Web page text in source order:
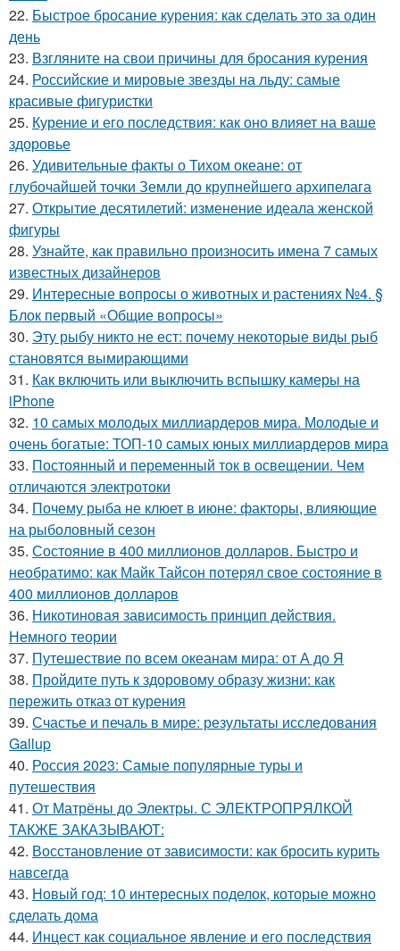
22. Быстрое бросание курения: как сделать это за один
день
23. Взгляните на свои причины для бросания курения
24. Российские и мировые звезды на льду: самые
красивые фигуристки
25. Курение и его последствия: как оно влияет на ваше
здоровье
26. Удивительные факты о Тихом океане: от
глубочайшей точки Земли до крупнейшего архипелага
27. Открытие десятилетий: изменение идеала женской
фигуры
28. Узнайте, как правильно произносить имена 7 самых
известных дизайнеров
29. Интересные вопросы о животных и растениях №4. §
Блок первый «Общие вопросы»
30. Эту рыбу никто не ест: почему некоторые виды рыб
становятся вымирающими
31. Как включить или выключить вспышку камеры на
iPhone
32. 10 самых молодых миллиардеров мира. Молодые и
очень богатые: ТОП-10 самых юных миллиардеров мира
33. Постоянный и переменный ток в освещении. Чем
отличаются электротоки
34. Почему рыба не клюет в июне: факторы, влияющие
на рыболовный сезон
35. Состояние в 400 миллионов долларов. Быстро и
необратимо: как Майк Тайсон потерял свое состояние в
400 миллионов долларов
36. Никотиновая зависимость принцип действия.
Немного теории
37. Путешествие по всем океанам мира: от А до Я
38. Пройдите путь к здоровому образу жизни: как
пережить отказ от курения
39. Счастье и печаль в мире: результаты исследования
Gallup
40. Россия 2023: Самые популярные туры и
путешествия
41. От Матрёны до Электры. С ЭЛЕКТРОПРЯЛКОЙ
ТАКЖЕ ЗАКАЗЫВАЮТ:
42. Восстановление от зависимости: как бросить курить
навсегда
43. Новый год: 10 интересных поделок, которые можно
сделать дома
44. Инцест как социальное явление и его последствия